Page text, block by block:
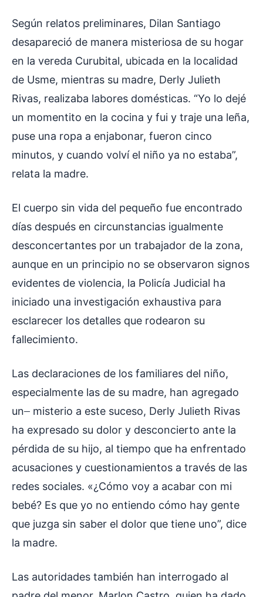
Según relatos preliminares, Dilan Santiago
desapareció de manera misteriosa de su hogar
en la vereda Curubital, ubicada en la localidad
de Usme, mientras su madre, Derly Julieth
Rivas, realizaba labores domésticas. “Yo lo dejé
un momentito en la cocina y fui y traje una leña,
puse una ropa a enjabonar, fueron cinco
minutos, y cuando volví el niño ya no estaba”,
relata la madre.
El cuerpo sin vida del pequeño fue encontrado
días después en circunstancias igualmente
desconcertantes por un trabajador de la zona,
aunque en un principio no se observaron signos
evidentes de violencia, la Policía Judicial ha
iniciado una investigación exhaustiva para
esclarecer los detalles que rodearon su
fallecimiento.
Las declaraciones de los familiares del niño,
especialmente las de su madre, han agregado
un
misterio a este suceso, Derly Julieth Rivas
ha expresado su dolor y desconcierto ante la
pérdida de su hijo, al tiempo que ha enfrentado
acusaciones y cuestionamientos a través de las
redes sociales. «¿Cómo voy a acabar con mi
bebé? Es que yo no entiendo cómo hay gente
que juzga sin saber el dolor que tiene uno”, dice
la madre.
Las autoridades también han interrogado al